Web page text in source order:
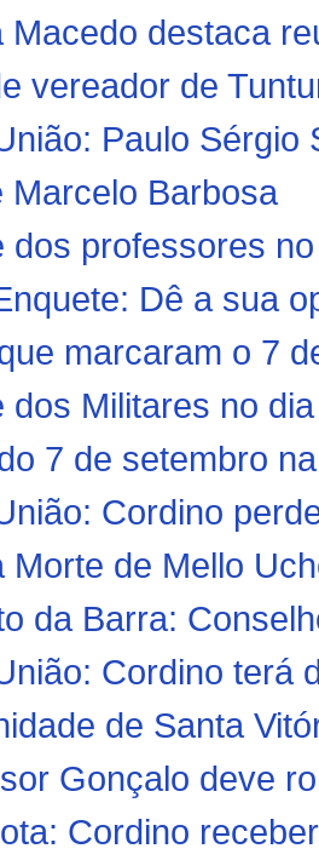
Macedo destaca
vereador de
Paulo Sérgio
Marcelo Barbosa
dos professores
Dê a sua
marcaram o 7
dos Militares no
7 de setembro
Cordino
Morte de Mello
da Barra:
Cordino terá
de Santa
Gonçalo deve
Cordino